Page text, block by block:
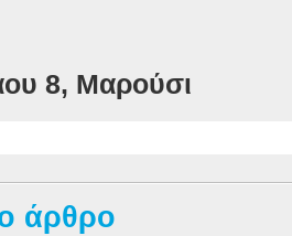
8, Μαρούσι
άρθρο